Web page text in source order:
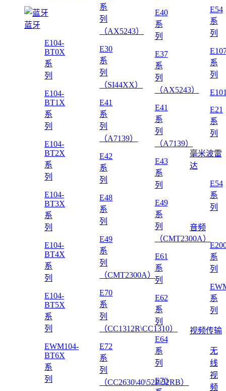
蓝牙
E104-
BT0X
系
列
E104-
BT1X
系
列
E104-
BT2X
系
列
E104-
BT3X
系
列
E104-
BT4X
系
列
E104-
BT5X
系
列
EWM104-
BT6X
系
列
系
列
（AX5243）
E30
系
列
（SI44XX）
E41
系
列
（A7139）
E42
系
列
E48
系
列
E49
系
列
（CMT2300A）
E70
系
列
（CC1312R\CC1310）
E72
系
列
（CC2630\40\52P\52RB）
E40
系
列
E37
系
列
（AX5243）
E41
系
列
（A7139）
E43
系
列
E49
系
列
（CMT2300A）
E61
系
列
E62
系
列
E64
系
列
E70
E54
系
列
系
列
E21
系
列
毫米波雷
达
E54
系
列
音频
系
列
系
列
视频传输
无
线
视
频